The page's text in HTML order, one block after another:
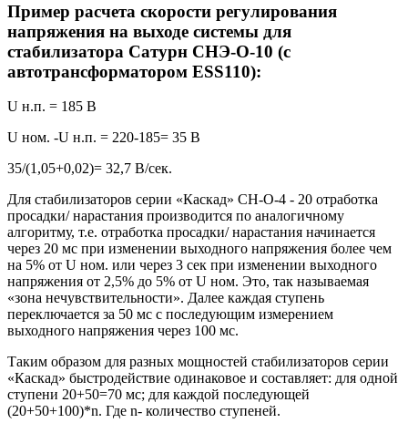
Пример расчета скорости регулирования
напряжения на выходе системы для
стабилизатора Сатурн СНЭ-О-10 (с
автотрансформатором ESS110):
U н.п. = 185 В
U ном. -U н.п. = 220-185= 35 В
35/(1,05+0,02)= 32,7 В/сек.
Для стабилизаторов серии «Каскад» СН-О-4 - 20 отработка
просадки/ нарастания производится по аналогичному
алгоритму, т.е. отработка просадки/ нарастания начинается
через 20 мс при изменении выходного напряжения более чем
на 5% от U ном. или через 3 сек при изменении выходного
напряжения от 2,5% до 5% от U ном. Это, так называемая
«зона нечувствительности». Далее каждая ступень
переключается за 50 мс с последующим измерением
выходного напряжения через 100 мс.
Таким образом для разных мощностей стабилизаторов серии
«Каскад» быстродействие одинаковое и составляет: для одной
ступени 20+50=70 мс; для каждой последующей
(20+50+100)*n. Где n- количество ступеней.